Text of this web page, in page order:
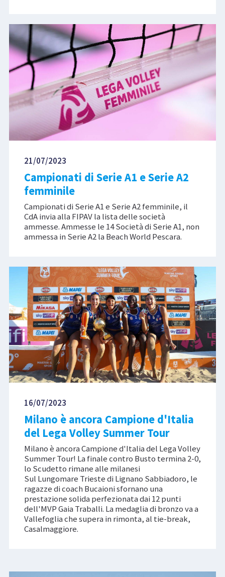
21/07/2023
Campionati di Serie A1 e Serie A2
femminile
Campionati di Serie A1 e Serie A2 femminile, il
CdA invia alla FIPAV la lista delle società
ammesse. Ammesse le 14 Società di Serie A1, non
ammessa in Serie A2 la Beach World Pescara.
16/07/2023
Milano è ancora Campione d'Italia
del Lega Volley Summer Tour
Milano è ancora Campione d'Italia del Lega Volley
Summer Tour! La finale contro Busto termina 2-0,
lo Scudetto rimane alle milanesi
Sul Lungomare Trieste di Lignano Sabbiadoro, le
ragazze di coach Bucaioni sfornano una
prestazione solida perfezionata dai 12 punti
dell'MVP Gaia Traballi. La medaglia di bronzo va a
Vallefoglia che supera in rimonta, al tie-break,
Casalmaggiore.